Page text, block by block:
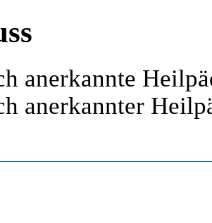
anerkannte
anerkannter